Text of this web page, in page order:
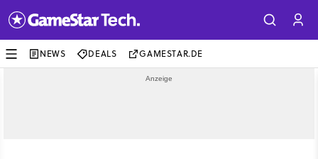
NEWS DEALS GAMESTAR.DE